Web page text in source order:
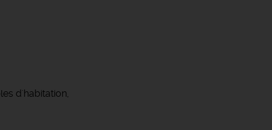
d'habitation,